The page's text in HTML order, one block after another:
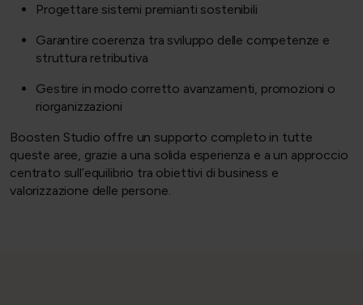
Progettare sistemi premianti sostenibili
Garantire coerenza tra sviluppo delle competenze e
struttura retributiva
Gestire in modo corretto avanzamenti, promozioni o
riorganizzazioni
Boosten Studio offre un supporto completo in tutte
queste aree, grazie a una solida esperienza e a un approccio
centrato sull’equilibrio tra obiettivi di business e
valorizzazione delle persone.